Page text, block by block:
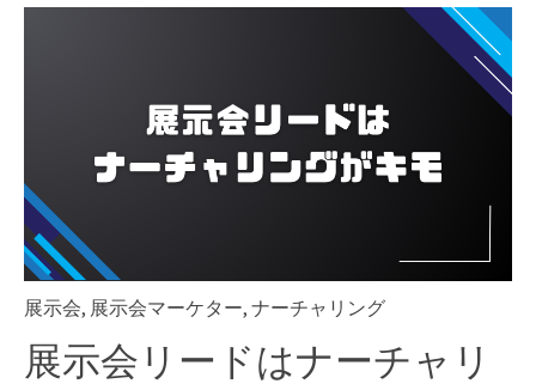
展示会, 展示会マーケター, ナーチャリング
展示会リードはナーチャリ